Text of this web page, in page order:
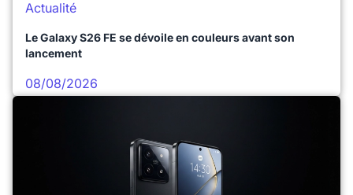
Actualité
Le Galaxy S26 FE se dévoile en couleurs avant son
lancement
08/08/2026